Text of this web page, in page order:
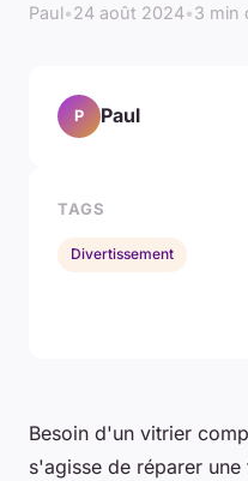
Paul•24 août 2024•3 min
Besoin d'un vitrier
s'agisse de réparer
P Paul
TAGS
Divertissement